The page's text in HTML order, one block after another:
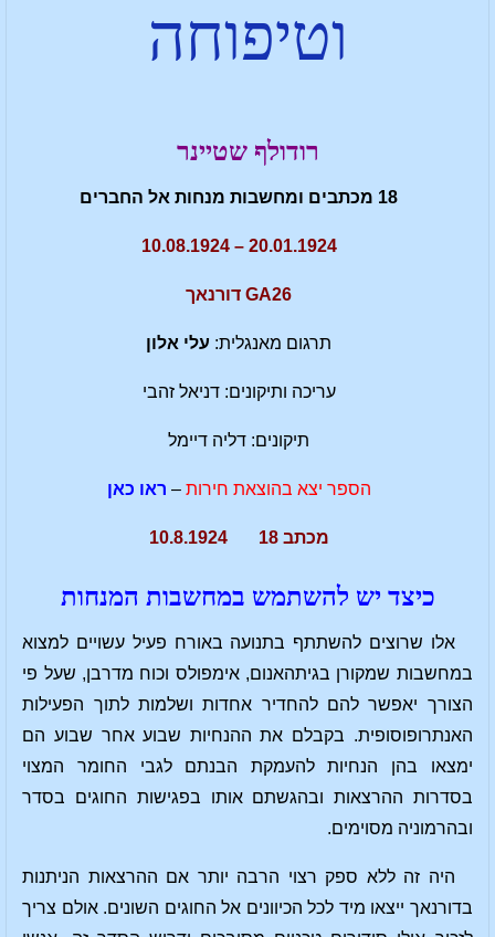
וטיפוחה
רודולף שטיינר
18 מכתבים ומחשבות מנחות אל החברים
20.01.1924 – 10.08.1924
GA26 דורנאך
תרגום מאנגלית: עלי אלון
עריכה ותיקונים: דניאל זהבי
תיקונים: דליה דיימל
הספר יצא בהוצאת חירות – ראו כאן
מכתב 18 10.8.1924
כיצד יש להשתמש במחשבות המנחות
אלו שרוצים להשתתף בתנועה באורח פעיל עשויים למצוא
במחשבות שמקורן בגיתהאנום, אימפולס וכוח מדרבן, שעל פי
הצורך יאפשר להם להחדיר אחדות ושלמות לתוך הפעילות
האנתרופוסופית. בקבלם את ההנחיות שבוע אחר שבוע הם
ימצאו בהן הנחיות להעמקת הבנתם לגבי החומר המצוי
בסדרות ההרצאות ובהגשתם אותו בפגישות החוגים בסדר
ובהרמוניה מסוימים.
היה זה ללא ספק רצוי הרבה יותר אם ההרצאות הניתנות
בדורנאך ייצאו מיד לכל הכיוונים אל החוגים השונים. אולם צריך